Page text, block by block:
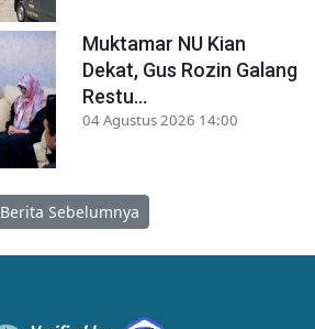
Muktamar NU Kian
Dekat, Gus Rozin Galang
Restu...
04 Agustus 2026 14:00
Berita Sebelumnya